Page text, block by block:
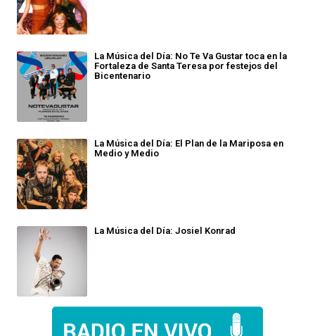
La Música del Día: No Te Va Gustar toca en la
Fortaleza de Santa Teresa por festejos del
Bicentenario
La Música del Día: El Plan de la Mariposa en
Medio y Medio
La Música del Día: Josiel Konrad